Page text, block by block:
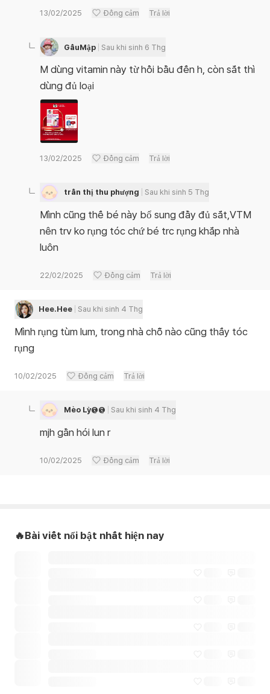
13/02/2025 Đồng cảm Trả lời
GấuMập Sau khi sinh 6 Thg
M dùng vitamin này từ hồi bầu đến h, còn sắt thì
dùng đủ loại
13/02/2025 Đồng cảm Trả lời
trần thị thu phượng Sau khi sinh 5 Thg
Mình cũng thế bé này bổ sung đầy đủ sắt,VTM
nên trv ko rụng tóc chứ bé trc rụng khắp nhà
luôn
22/02/2025 Đồng cảm Trả lời
Hee.Hee Sau khi sinh 4 Thg
Mình rụng tùm lum, trong nhà chỗ nào cũng thấy tóc
rụng
10/02/2025 Đồng cảm Trả lời
Mèo Lỳ@@ Sau khi sinh 4 Thg
mjh gần hói lun r
10/02/2025 Đồng cảm Trả lời
🔥Bài viết nổi bật nhất hiện nay